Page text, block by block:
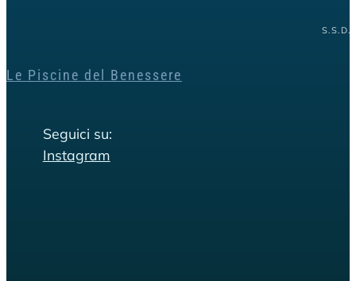
S.S.D.
Le Piscine del Benessere
Seguici su:
Instagram